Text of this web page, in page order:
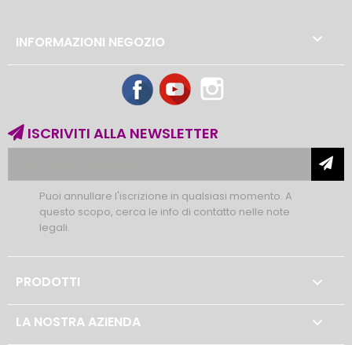
INFORMAZIONI NEGOZIO 
FacebookYouTube
ISCRIVITI ALLA NEWSLETTER
Puoi annullare l'iscrizione in qualsiasi momento. A
questo scopo, cerca le info di contatto nelle note
legali.
PRODOTTI 
LA NOSTRA AZIENDA 